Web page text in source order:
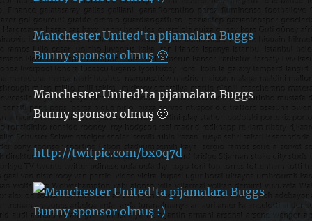
Manchester United'ta pijamalara Buggs
Bunny sponsor olmuş 🙂
Manchester United’ta pijamalara Buggs
Bunny sponsor olmuş 🙂
http://twitpic.com/bx0q7d